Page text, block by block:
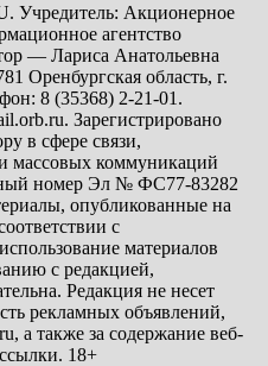
Учредитель: Акционерное
агентство
— Лариса Анатольевна
Оренбургская область, г.
8 (35368) 2-21-01.
Зарегистрировано
в сфере связи,
массовых коммуникаций
номер Эл № ФС77-83282
опубликованные на
с
материалов
с редакцией,
Редакция не несет
рекламных объявлений,
а также за содержание веб-
18+